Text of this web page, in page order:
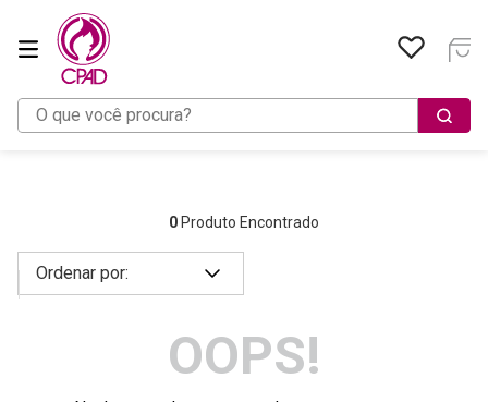
O que você procura?
0 Produto Encontrado
OOPS!